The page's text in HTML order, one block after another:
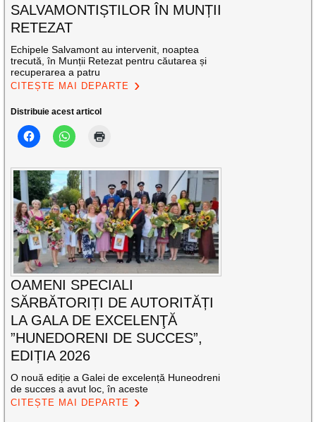
SALVAMONTIȘTILOR ÎN MUNȚII
RETEZAT
Echipele Salvamont au intervenit, noaptea
trecută, în Munții Retezat pentru căutarea și
recuperarea a patru
CITEȘTE MAI DEPARTE
Distribuie acest articol
OAMENI SPECIALI
SĂRBĂTORIȚI DE AUTORITĂȚI
LA GALA DE EXCELENŢĂ
”HUNEDORENI DE SUCCES”,
EDIȚIA 2026
O nouă ediție a Galei de excelență Huneodreni
de succes a avut loc, în aceste
CITEȘTE MAI DEPARTE